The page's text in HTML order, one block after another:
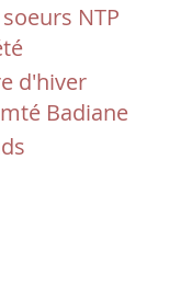
NTP
d'hiver
Badiane